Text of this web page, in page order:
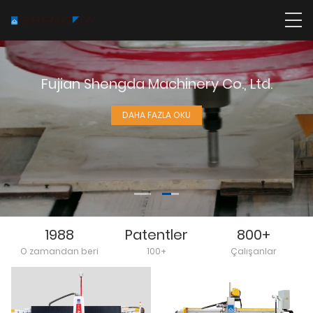
Fujian Shengda Machinery Co., Ltd.
DAHA FAZLA OKU
1988
O zamandan beri
Patentler
100+
800+
Çalışanlar